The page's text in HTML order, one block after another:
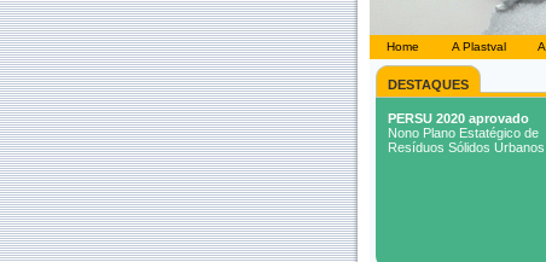
Home A Plastval
DESTAQUES